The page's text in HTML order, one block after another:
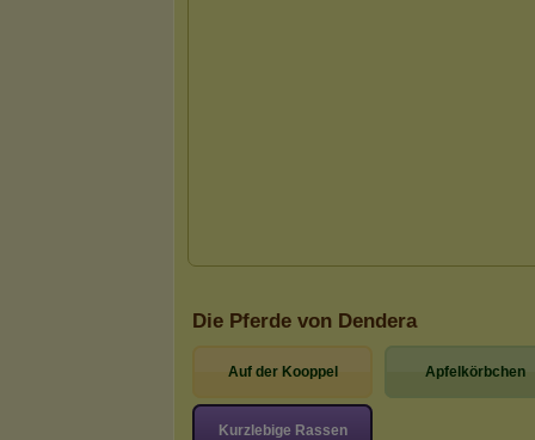
Die Pferde von Dendera
Auf der Kooppel Apfelkörbchen
Kurzlebige Rassen